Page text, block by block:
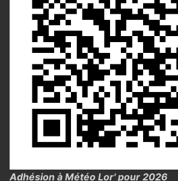
Adhésion à Météo Lor' pour 2026